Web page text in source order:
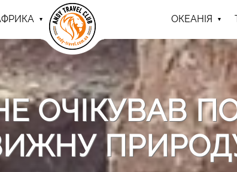
ОКЕАНІЯ
ОЧІКУВАВ